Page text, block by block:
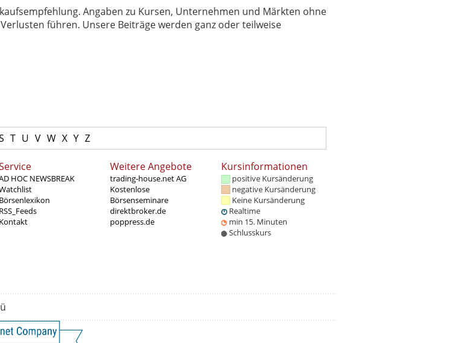
Angaben zu Kursen, Unternehmen und Märkten ohne
führen. Unsere Beiträge werden ganz oder teilweise
T U V W X Y Z
HOC NEWSBREAK
Börsenlexikon
RSS_Feeds
Kontakt
Weitere Angebote
trading-house.net AG
Kostenlose
Börsenseminare
direktbroker.de
poppress.de
Kursinformationen
positive Kursänderung
negative Kursänderung
Keine Kursänderung
Realtime
min 15. Minuten
Schlusskurs